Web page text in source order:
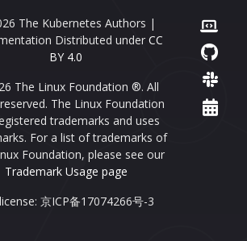
The Kubernetes Authors |
Distributed under CC
BY 4.0
The Linux Foundation ®. All
The Linux Foundation
trademarks and uses
For a list of trademarks of
Foundation, please see our
Trademark Usage page
京ICP备17074266号-3